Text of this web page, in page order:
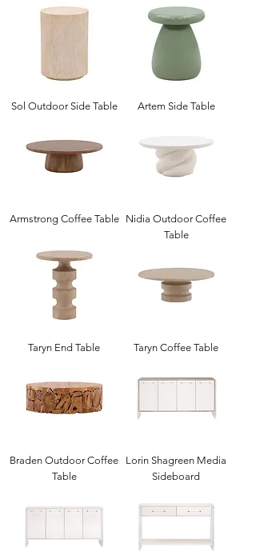
Sol Outdoor Side Table Artem Side Table
Armstrong Coffee Table
Nidia Outdoor Coffee
Table
Taryn End Table Taryn Coffee Table
Braden Outdoor Coffee
Table
Lorin Shagreen Media
Sideboard